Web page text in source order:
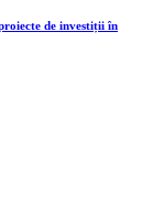
de investiții în